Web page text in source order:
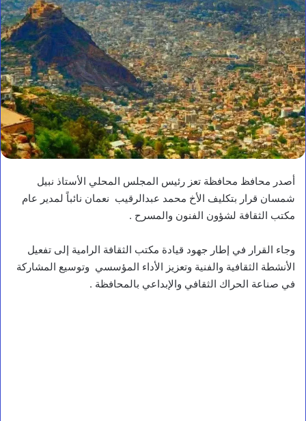
أصدر محافظ محافظة تعز رئيس المجلس المحلي الأستاذ نبيل
شمسان قرار بتكليف الأخ محمد عبدالرقيب نعمان نائباً لمدير عام
مكتب الثقافة لشؤون الفنون والمسرح .
وجاء القرار في إطار جهود قيادة مكتب الثقافة الرامية إلى تفعيل
الأنشطة الثقافية والفنية وتعزيز الأداء المؤسسي وتوسيع المشاركة
في صناعة الحراك الثقافي والإبداعي بالمحافظة .